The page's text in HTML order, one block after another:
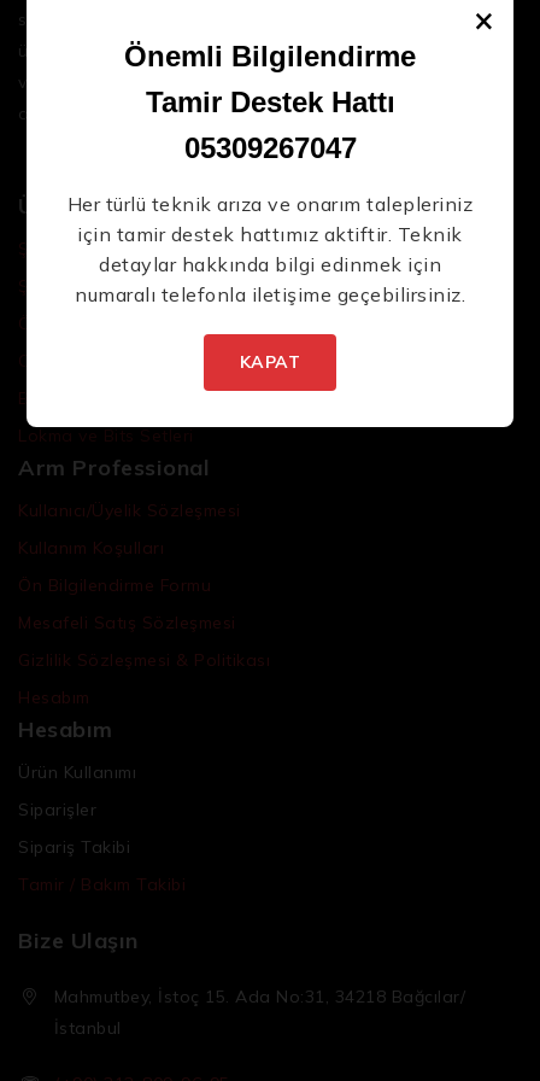
sektördeki en son teknolojileri ve yüksek kaliteli
ürünleri bir araya getirerek iş süreçlerinizi daha
verimli ve sorunsuz hale getirmenize yardımcı
oluyoruz.
Ürünler
Şarjlı El Aletleri
Şarjlı Led Lambalar
Özel Tasarım El Aletleri
Cırcır Kolları
Batarya ve Adaptörler
Lokma ve Bits Setleri
Arm Professional
Kullanıcı/Üyelik Sözleşmesi
Kullanım Koşulları
Ön Bilgilendirme Formu
Mesafeli Satış Sözleşmesi
Gizlilik Sözleşmesi & Politikası
Hesabım
Hesabım
Ürün Kullanımı
Siparişler
Sipariş Takibi
Tamir / Bakım Takibi
Bize Ulaşın
Mahmutbey, İstoç 15. Ada No:31, 34218 Bağcılar/
İstanbul
×
Önemli Bilgilendirme
Tamir Destek Hattı
05309267047
Her türlü teknik arıza ve onarım talepleriniz
için tamir destek hattımız aktiftir. Teknik
detaylar hakkında bilgi edinmek için
numaralı telefonla iletişime geçebilirsiniz.
KAPAT